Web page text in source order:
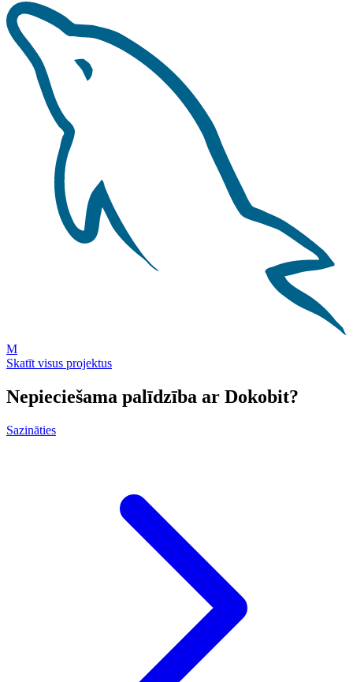
M
Skatīt visus projektus
Nepieciešama palīdzība ar Dokobit?
Sazināties